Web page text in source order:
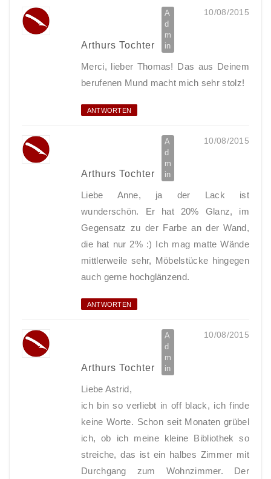
Arthurs Tochter
10/08/2015
Merci, lieber Thomas! Das aus Deinem
berufenen Mund macht mich sehr stolz!
ANTWORTEN
Arthurs Tochter
10/08/2015
Liebe Anne, ja der Lack ist
wunderschön. Er hat 20% Glanz, im
Gegensatz zu der Farbe an der Wand,
die hat nur 2% :) Ich mag matte Wände
mittlerweile sehr, Möbelstücke hingegen
auch gerne hochglänzend.
ANTWORTEN
Arthurs Tochter
10/08/2015
Liebe Astrid,
ich bin so verliebt in off black, ich finde
keine Worte. Schon seit Monaten grübel
ich, ob ich meine kleine Bibliothek so
streiche, das ist ein halbes Zimmer mit
Durchgang zum Wohnzimmer. Der